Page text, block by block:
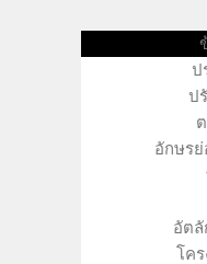
ป
ป
อักษรย่
อัต
โค